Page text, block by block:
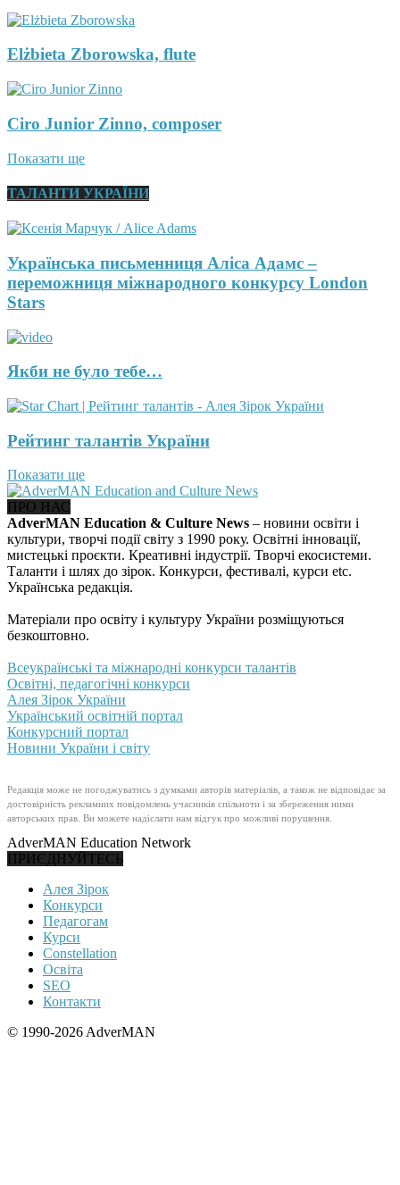
Elżbieta Zborowska, flute
Ciro Junior Zinno, composer
Показати ще
ТАЛАНТИ УКРАЇНИ
Українська письменниця Аліса Адамс –
переможниця міжнародного конкурсу London
Stars
Якби не було тебе…
Рейтинг талантів України
Показати ще
ПРО НАС
AdverMAN Education & Culture News – новини освіти і
культури, творчі події світу з 1990 року. Освітні інновації,
мистецькі проєкти. Креативні індустрії. Творчі екосистеми.
Таланти і шлях до зірок. Конкурси, фестивалі, курси etc.
Українська редакція.
Матеріали про освіту і культуру України розміщуються
безкоштовно.
Всеукраїнські та міжнародні конкурси талантів
Освітні, педагогічні конкурси
Алея Зірок України
Український освітній портал
Конкурсний портал
Новини України і світу
Редакція може не погоджуватись з думками авторів матеріалів, а також не відповідає за
достовірність рекламних повідомлень учасників спільноти і за збереження ними
авторських прав. Ви можете надіслати нам відгук про можливі порушення.
AdverMAN Education Network
ПРИЄДНУЙТЕСЬ
Алея Зірок
Конкурси
Педагогам
Курси
Constellation
Освіта
SEO
Контакти
© 1990-2026 AdverMAN